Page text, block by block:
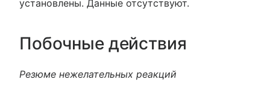
установлены. Данные отсутствуют.
Побочные действия
Резюме нежелательных реакций